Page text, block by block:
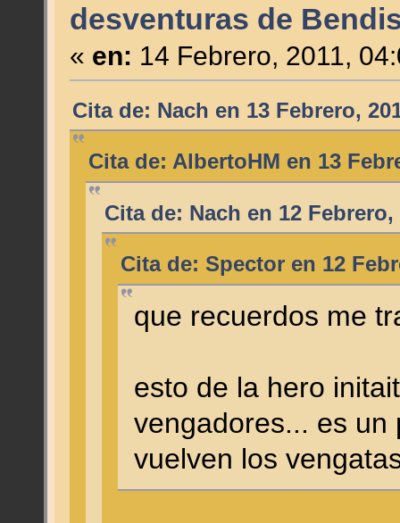
desventuras de
« en: 14 Febrero, 2011,
Cita de: Nach en 13 Febrero,
Cita de: AlbertoHM en 13
Cita de: Nach en 12 Febrero,
Cita de: Spector en 12
que recuerdos me
esto de la hero
vengadores... es un
vuelven los